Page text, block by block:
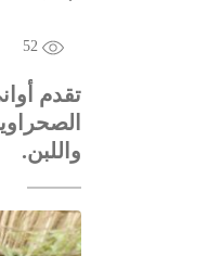
52
تقدم
واللبن.